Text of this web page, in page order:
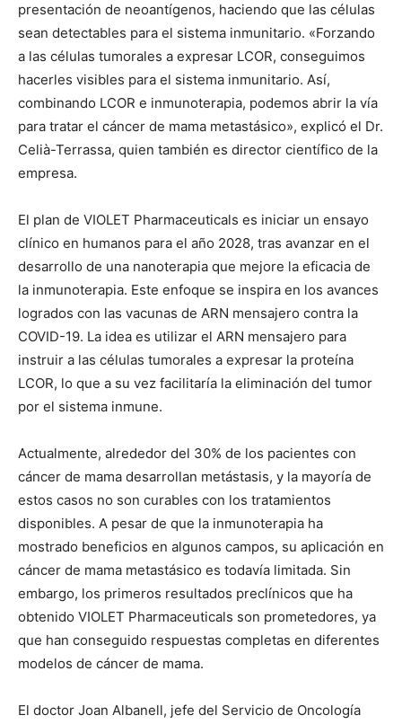
presentación de neoantígenos, haciendo que las células
sean detectables para el sistema inmunitario. «Forzando
a las células tumorales a expresar LCOR, conseguimos
hacerles visibles para el sistema inmunitario. Así,
combinando LCOR e inmunoterapia, podemos abrir la vía
para tratar el cáncer de mama metastásico», explicó el Dr.
Celià-Terrassa, quien también es director científico de la
empresa.
El plan de VIOLET Pharmaceuticals es iniciar un ensayo
clínico en humanos para el año 2028, tras avanzar en el
desarrollo de una nanoterapia que mejore la eficacia de
la inmunoterapia. Este enfoque se inspira en los avances
logrados con las vacunas de ARN mensajero contra la
COVID-19. La idea es utilizar el ARN mensajero para
instruir a las células tumorales a expresar la proteína
LCOR, lo que a su vez facilitaría la eliminación del tumor
por el sistema inmune.
Actualmente, alrededor del 30% de los pacientes con
cáncer de mama desarrollan metástasis, y la mayoría de
estos casos no son curables con los tratamientos
disponibles. A pesar de que la inmunoterapia ha
mostrado beneficios en algunos campos, su aplicación en
cáncer de mama metastásico es todavía limitada. Sin
embargo, los primeros resultados preclínicos que ha
obtenido VIOLET Pharmaceuticals son prometedores, ya
que han conseguido respuestas completas en diferentes
modelos de cáncer de mama.
El doctor Joan Albanell, jefe del Servicio de Oncología